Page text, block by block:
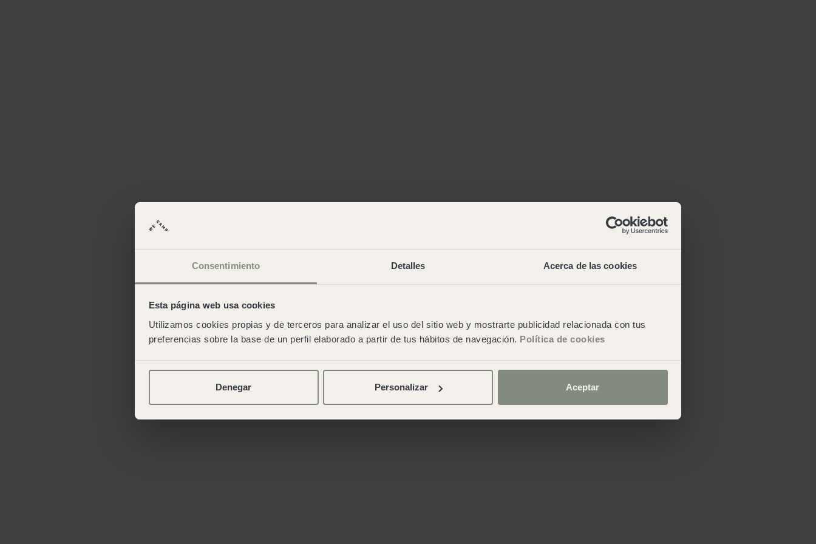
Consentimiento Detalles Acerca de las cookies
Esta página web usa cookies
Utilizamos cookies propias y de terceros para analizar el uso del sitio web y mostrarte publicidad relacionada con tus
preferencias sobre la base de un perfil elaborado a partir de tus hábitos de navegación. Política de cookies
Denegar Personalizar Aceptar